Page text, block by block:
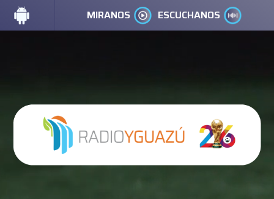
MIRANOS ESCUCHANOS